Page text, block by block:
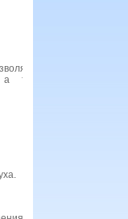
осуществлять
а также взятие проб.